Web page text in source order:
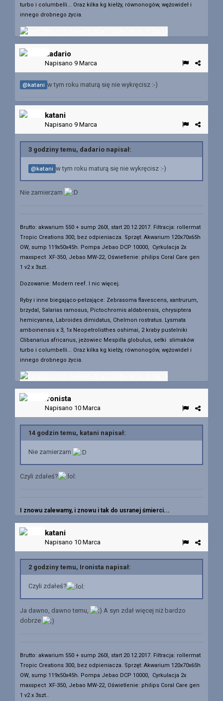
turbo i columbelli... Oraz kilka kg kiełży, równonogów, wężowideł i
innego drobnego życia.
dadario
Napisano 9 Marca
@katani w tym roku maturą się nie wykręcisz :-)
katani
Napisano 9 Marca
3 godziny temu, dadario napisał:
@katani w tym roku maturą się nie wykręcisz :-)
Nie zamierzam
Brutto: akwarium 550 + sump 260l, start 20.12.2017. Filtracja: rollermat
Tropic Creations 300, bez odpieniacza. Sprzęt: Akwarium 120x70x65h
OW, sump 119x50x45h. Pompa Jebao DCP 10000, Cyrkulacja 2x
maxspect XF-350, Jebao MW-22, Oświetlenie: philips Coral Care gen
1 v2 x 3szt..
Dozowanie: Modern reef. I nic więcej.
Ryby i inne biegająco-pełzające: Zebrasoma flavescens, xantrurum,
brzydal, Salarias ramosus, Pictochromis aldabrensis, chrysiptera
hemicyanea, Labroides dimidatus, Chelmon rostratus. Lysmata
amboinensis x 3, 1x Neopetrolisthes oshimai, 2 kraby pustelniki
Clibanarius africanus, jeżowiec Mespilla globulus, setki slimaków
turbo i columbelli... Oraz kilka kg kiełży, równonogów, wężowideł i
innego drobnego życia.
Ironista
Napisano 10 Marca
14 godzin temu, katani napisał:
Nie zamierzam
Czyli zdałeś?
I znowu zalewamy, i znowu i tak do usranej śmierci...
katani
Napisano 10 Marca
2 godziny temu, Ironista napisał:
Czyli zdałeś?
Ja dawno, dawno temu,
A syn zdał więcej niż bardzo
dobrze
Brutto: akwarium 550 + sump 260l, start 20.12.2017. Filtracja: rollermat
Tropic Creations 300, bez odpieniacza. Sprzęt: Akwarium 120x70x65h
OW, sump 119x50x45h. Pompa Jebao DCP 10000, Cyrkulacja 2x
maxspect XF-350, Jebao MW-22, Oświetlenie: philips Coral Care gen
1 v2 x 3szt..